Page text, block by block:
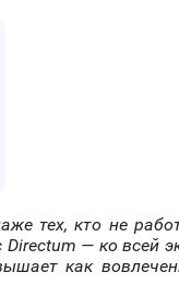
тех, кто не
— ко всей
как